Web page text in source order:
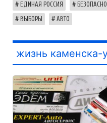
ЕДИНАЯ РОССИЯ
ВЫБОРЫ АВТО
жизнь каменска-